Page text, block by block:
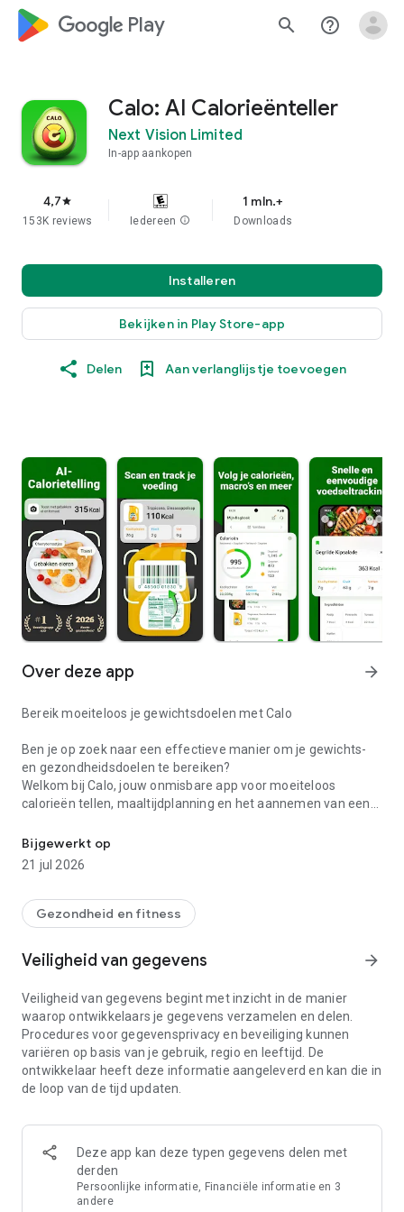
google_logo Play search help_outline
Calo: AI Calorieënteller
Next Vision Limited
In-app aankopen
4,7star
153K reviews Iedereen info
1 mln.+
Downloads
Installeren
Bekijken in Play Store-app
Delen Aan verlanglijstje toevoegen
Over deze app arrow_forward
Bereik moeiteloos je gewichtsdoelen met Calo
Ben je op zoek naar een effectieve manier om je gewichts-
en gezondheidsdoelen te bereiken?
Welkom bij Calo, jouw onmisbare app voor moeiteloos
calorieën tellen, maaltijdplanning en het aannemen van een
Maak kennis met Calo: jouw essentiële partner om je
gewichtsdoelen te bereiken en je gezondheid te verbeteren!
• Calorieënteller
Afgestemd op jouw behoeften maakt onze app gebruik van
gepersonaliseerde caloriedoelen vast te stellen. Houd je
tracker, die gedetailleerde voedingsinformatie biedt om je te
helpen betere keuzes te maken.
• Macro-tracker
Naast calorieëntelling biedt onze app een gepersonaliseerd
macro-programma. Ontvang aanbevelingen voor eiwitten,
koolhydraten en vetten op basis van je activiteitsniveau en
koolhydraatarme, vetarme, keto-, veganistische,
vegetarische en paleo-diëten, en meer.
• AI-gestuurde voedselregistratie
Vereenvoudig het bijhouden van je voeding met onze AI-
gestuurde functie. Registreer maaltijden door een foto te
Bijgewerkt op
21 jul 2026
Gezondheid en fitness
Veiligheid van gegevens arrow_forward
Veiligheid van gegevens begint met inzicht in de manier
waarop ontwikkelaars je gegevens verzamelen en delen.
Procedures voor gegevensprivacy en beveiliging kunnen
variëren op basis van je gebruik, regio en leeftijd. De
ontwikkelaar heeft deze informatie aangeleverd en kan die in
de loop van de tijd updaten.
Deze app kan deze typen gegevens delen met
derden
Persoonlijke informatie, Financiële informatie en 3
andere